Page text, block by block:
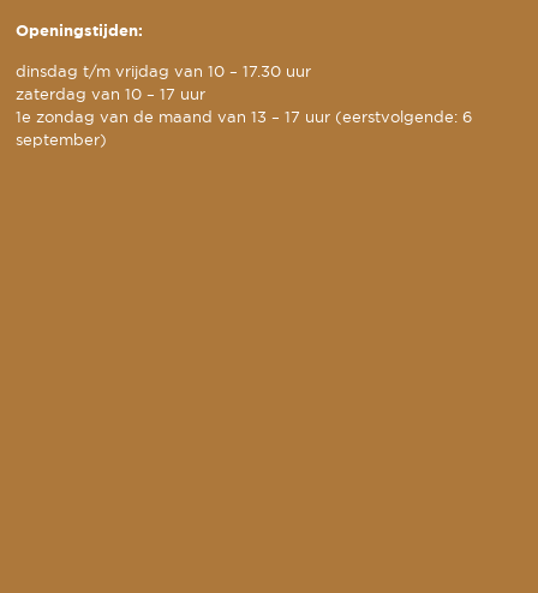
Openingstijden:
dinsdag t/m vrijdag van 10 – 17.30 uur
zaterdag van 10 – 17 uur
1e zondag van de maand van 13 – 17 uur (eerstvolgende: 6
september)